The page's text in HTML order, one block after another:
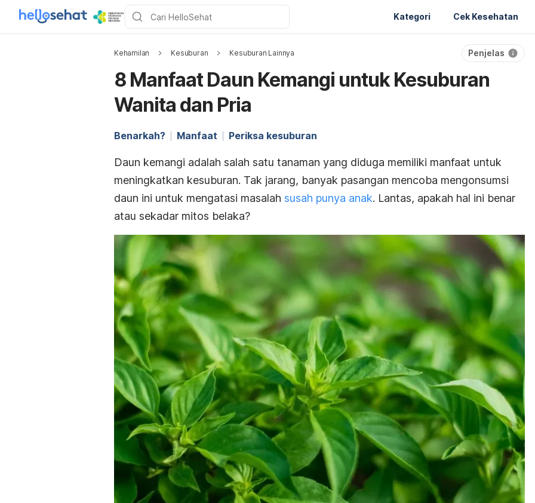
Kategori Cek Kesehatan
Kehamilan Kesuburan Kesuburan Lainnya Penjelas
8 Manfaat Daun Kemangi untuk Kesuburan
Wanita dan Pria
Benarkah? Manfaat Periksa kesuburan
Daun kemangi adalah salah satu tanaman yang diduga memiliki manfaat untuk
meningkatkan kesuburan. Tak jarang, banyak pasangan mencoba mengonsumsi
daun ini untuk mengatasi masalah susah punya anak. Lantas, apakah hal ini benar
atau sekadar mitos belaka?